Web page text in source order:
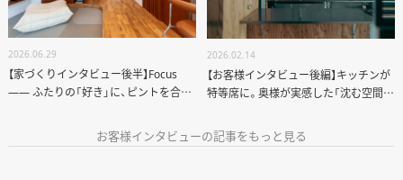
2026.06.29
【家づくりインタビュー後半】Focus
—— ふたりの「好き」に、ピントを合わ
2026.02.14
【お客様インタビュー後編】キッチンが
特等席に。奥様が実感した「沈む空間」
お客様インタビューの記事をもっと見る